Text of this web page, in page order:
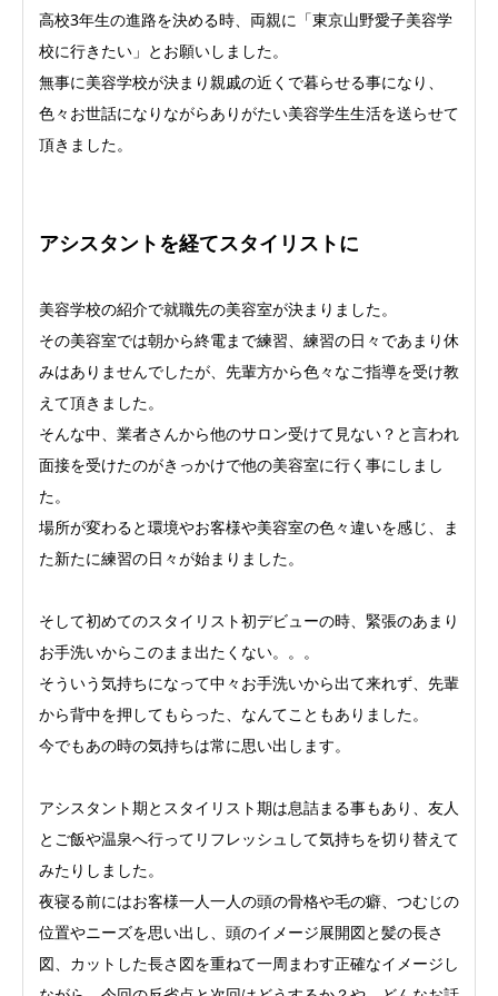
高校3年生の進路を決める時、両親に「東京山野愛子美容学
校に行きたい」とお願いしました。
無事に美容学校が決まり親戚の近くで暮らせる事になり、
色々お世話になりながらありがたい美容学生生活を送らせて
頂きました。
アシスタントを経てスタイリストに
美容学校の紹介で就職先の美容室が決まりました。
その美容室では朝から終電まで練習、練習の日々であまり休
みはありませんでしたが、先輩方から色々なご指導を受け教
えて頂きました。
そんな中、業者さんから他のサロン受けて見ない？と言われ
面接を受けたのがきっかけで他の美容室に行く事にしまし
た。
場所が変わると環境やお客様や美容室の色々違いを感じ、ま
た新たに練習の日々が始まりました。
そして初めてのスタイリスト初デビューの時、緊張のあまり
お手洗いからこのまま出たくない。。。
そういう気持ちになって中々お手洗いから出て来れず、先輩
から背中を押してもらった、なんてこともありました。
今でもあの時の気持ちは常に思い出します。
アシスタント期とスタイリスト期は息詰まる事もあり、友人
とご飯や温泉へ行ってリフレッシュして気持ちを切り替えて
みたりしました。
夜寝る前にはお客様一人一人の頭の骨格や毛の癖、つむじの
位置やニーズを思い出し、頭のイメージ展開図と髪の長さ
図、カットした長さ図を重ねて一周まわす正確なイメージし